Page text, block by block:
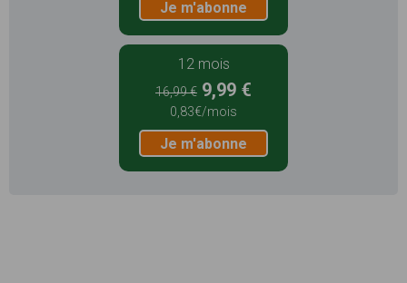
Je m'abonne
12 mois
16,99 € 9,99 €
0,83€/mois
Je m'abonne